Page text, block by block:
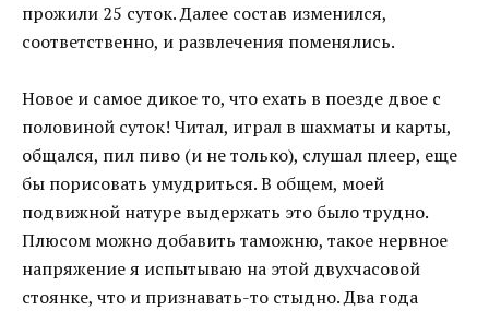
прожили 25 суток. Далее состав изменился,
соответственно, и развлечения поменялись.
Новое и самое дикое то, что ехать в поезде двое с
половиной суток! Читал, играл в шахматы и карты,
общался, пил пиво (и не только), слушал плеер, еще
бы порисовать умудриться. В общем, моей
подвижной натуре выдержать это было трудно.
Плюсом можно добавить таможню, такое нервное
напряжение я испытываю на этой двухчасовой
стоянке, что и признавать-то стыдно. Два года